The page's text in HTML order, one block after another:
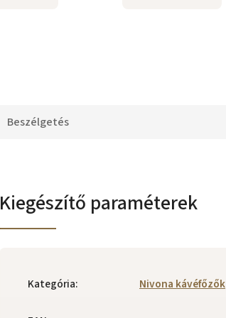
Beszélgetés
Kiegészítő paraméterek
Kategória: Nivona kávéfőzők